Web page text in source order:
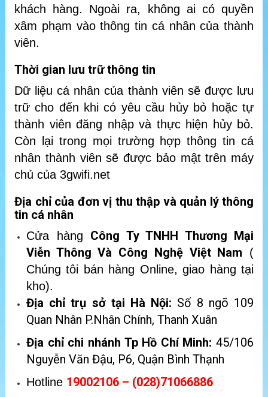
khách hàng. Ngoài ra, không ai có quyền
xâm phạm vào thông tin cá nhân của thành
viên.
Thời gian lưu trữ thông tin
Dữ liệu cá nhân của thành viên sẽ được lưu
trữ cho đến khi có yêu cầu hủy bỏ hoặc tự
thành viên đăng nhập và thực hiện hủy bỏ.
Còn lại trong mọi trường hợp thông tin cá
nhân thành viên sẽ được bảo mật trên máy
chủ của 3gwifi.net
Địa chỉ của đơn vị thu thập và quản lý thông
tin cá nhân
Cửa hàng Công Ty TNHH Thương Mại
Viễn Thông Và Công Nghệ Việt Nam (
Chúng tôi bán hàng Online, giao hàng tại
kho).
Địa chỉ trụ sở tại Hà Nội: Số 8 ngõ 109
Quan Nhân P.Nhân Chính, Thanh Xuân
Địa chỉ chi nhánh Tp Hồ Chí Minh: 45/106
Nguyễn Văn Đậu, P6, Quận Bình Thạnh
Hotline 19002106 – (028)71066886